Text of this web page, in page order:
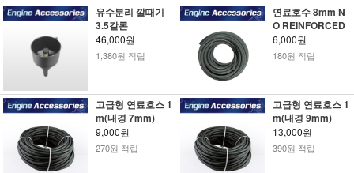
유수분리 깔때기
3.5갈론
46,000원
1,380원 적립
연료호수 8mm N
O REINFORCED
6,000원
180원 적립
고급형 연료호스 1
m(내경 7mm)
9,000원
270원 적립
고급형 연료호스 1
m(내경 9mm)
13,000원
390원 적립